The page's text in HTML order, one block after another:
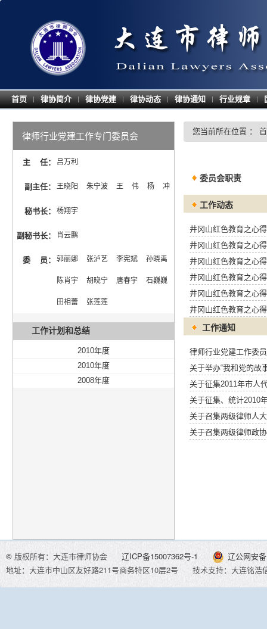
首页 | 律协简介 | 律协党建 | 律协动态 | 律协通知 | 行业规章 |
律师行业党建工作专门委员会
主 任： 吕万利
副主任： 王晓阳  朱宁波  王  伟  杨  冲
秘书长： 杨翔宇
副秘书长： 肖云鹏
委 员 ： 郭丽娜  张泸艺  李宪斌  孙晓禹
陈肖宇  胡晓宁  唐春宇  石巍巍
田相蕾  张莲莲
工作计划和总结
2010年度
2010年度
2008年度
您当前所在位置 ：
委员会职责
工作动态
井冈山红色教育之心
井冈山红色教育之心
井冈山红色教育之心
井冈山红色教育之心
井冈山红色教育之心
井冈山红色教育之心
工作通知
律师行业党建工作委
关于举办“我和党的故
关于征集2011年市人
关于征集、统计2010
关于召集两级律师人
关于召集两级律师政
© 版权所有：大连市律师协会 辽ICP备15007362号-1
辽公网安
地址：大连市中山区友好路211号商务特区10层2号
技术支持：大连铭浩